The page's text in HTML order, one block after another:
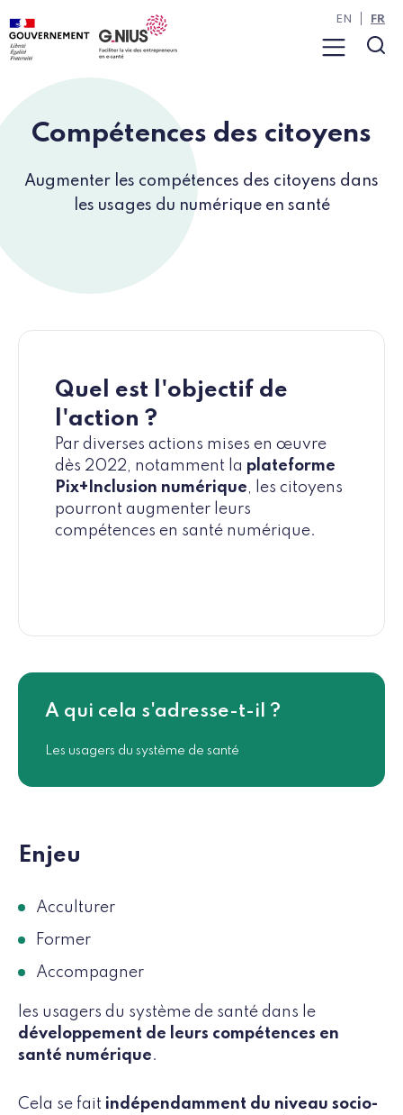
Panneau de gestion des cookies
Aller au contenu
Aller à la navigation
Menu
EN FR
Compétences des citoyens
Augmenter les compétences des citoyens dans
les usages du numérique en santé
Quel est l'objectif de
l'action ?
Par diverses actions mises en œuvre
dès 2022, notamment la plateforme
Pix+Inclusion numérique, les citoyens
pourront augmenter leurs
compétences en santé numérique.
A qui cela s'adresse-t-il ?
Les usagers du système de santé
Enjeu
Acculturer
Former
Accompagner
les usagers du système de santé dans le
développement de leurs compétences en
santé numérique.
Cela se fait indépendamment du niveau socio-